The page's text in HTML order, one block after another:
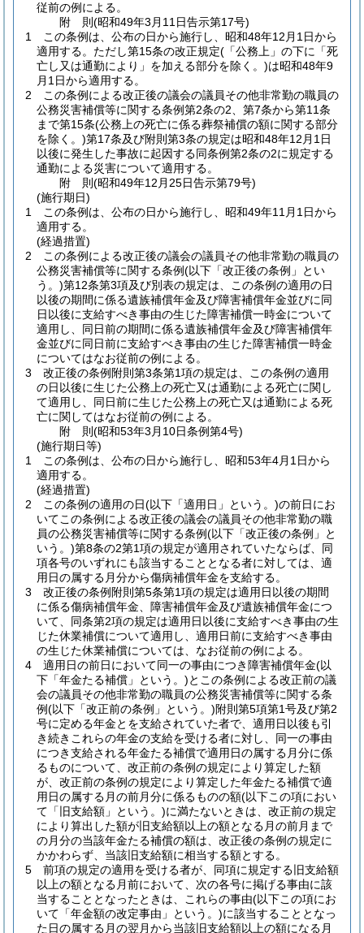
従前の例による。
附 則(昭和49年3月11日告示第17号)
1
この条例は、公布の日から施行し、昭和48年12月1日から
適用する。 ただし第15条の改正規定(「公務上」の下に「死
亡し又は通勤により」を加える部分を除く。)は昭和48年9
月1日から適用する。
2
この条例による改正後の議会の議員その他非常勤の職員の
公務災害補償等に関する条例第2条の2、第7条から第11条
まで第15条(公務上の死亡に係る葬祭補償の額に関する部分
を除く。)第17条及び附則第3条の規定は昭和48年12月1日
以後に発生した事故に起因する同条例第2条の2に規定する
通勤による災害について適用する。
附 則(昭和49年12月25日告示第79号)
(施行期日)
1
この条例は、公布の日から施行し、昭和49年11月1日から
適用する。
(経過措置)
2
この条例による改正後の議会の議員その他非常勤の職員の
公務災害補償等に関する条例(以下「改正後の条例」とい
う。)第12条第3項及び別表の規定は、この条例の適用の日
以後の期間に係る遺族補償年金及び障害補償年金並びに同
日以後に支給すべき事由の生じた障害補償一時金について
適用し、同日前の期間に係る遺族補償年金及び障害補償年
金並びに同日前に支給すべき事由の生じた障害補償一時金
についてはなお従前の例による。
3
改正後の条例附則第3条第1項の規定は、この条例の適用
の日以後に生じた公務上の死亡又は通勤による死亡に関し
て適用し、同日前に生じた公務上の死亡又は通勤による死
亡に関してはなお従前の例による。
附 則(昭和53年3月10日条例第4号)
(施行期日等)
1
この条例は、公布の日から施行し、昭和53年4月1日から
適用する。
(経過措置)
2
この条例の適用の日(以下「適用日」という。)の前日にお
いてこの条例による改正後の議会の議員その他非常勤の職
員の公務災害補償等に関する条例(以下「改正後の条例」と
いう。)第8条の2第1項の規定が適用されていたならば、同
項各号のいずれにも該当することとなる者に対しては、適
用日の属する月分から傷病補償年金を支給する。
3
改正後の条例附則第5条第1項の規定は適用日以後の期間
に係る傷病補償年金、障害補償年金及び遺族補償年金につ
いて、同条第2項の規定は適用日以後に支給すべき事由の生
じた休業補償について適用し、適用日前に支給すべき事由
の生じた休業補償については、なお従前の例による。
4
適用日の前日において同一の事由につき障害補償年金(以
下「年金たる補償」という。)とこの条例による改正前の議
会の議員その他非常勤の職員の公務災害補償等に関する条
例(以下「改正前の条例」という。)附則第5項第1号及び第2
号に定める年金とを支給されていた者で、適用日以後も引
き続きこれらの年金の支給を受ける者に対し、同一の事由
につき支給される年金たる補償で適用日の属する月分に係
るものについて、改正前の条例の規定により算定した額
が、改正前の条例の規定により算定した年金たる補償で適
用日の属する月の前月分に係るものの額(以下この項におい
て「旧支給額」という。)に満たないときは、改正前の規定
により算出した額が旧支給額以上の額となる月の前月まで
の月分の当該年金たる補償の額は、改正後の条例の規定に
かかわらず、当該旧支給額に相当する額とする。
5
前項の規定の適用を受ける者が、同項に規定する旧支給額
以上の額となる月前において、次の各号に掲げる事由に該
当することとなったときは、これらの事由(以下この項にお
いて「年金額の改定事由」という。)に該当することとなっ
た日の属する月の翌月から当該旧支給額以上の額になる月